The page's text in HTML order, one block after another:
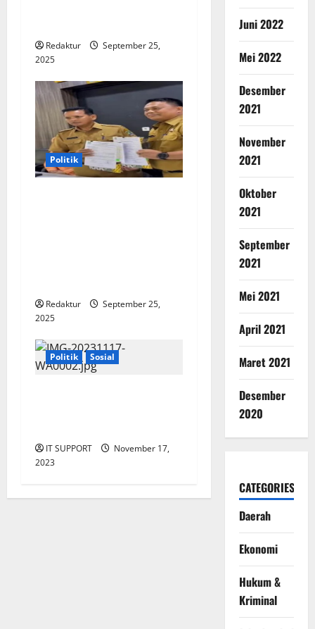
Redaktur
September 25,
2025
Politik
Redaktur
September 25,
2025
Politik Sosial
IT SUPPORT
November 17,
2023
Juni 2022
Mei 2022
Desember
2021
November
2021
Oktober
2021
September
2021
Mei 2021
April 2021
Maret 2021
Desember
2020
CATEGORIES
Daerah
Ekonomi
Hukum &
Kriminal